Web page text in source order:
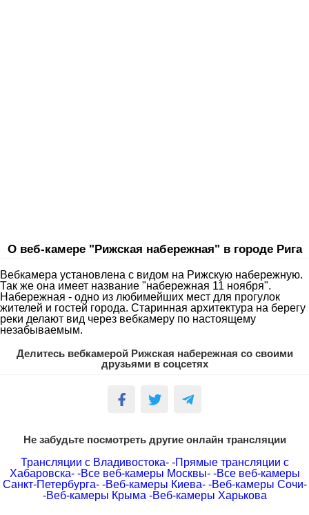
О веб-камере "Рижская набережная" в городе Рига
Вебкамера установлена с видом на Рижскую набережную.
Так же она имеет название "набережная 11 ноября".
Набережная - одно из любимейших мест для прогулок
жителей и гостей города. Старинная архитектура на берегу
реки делают вид через вебкамеру по настоящему
незабываемым.
Делитесь вебкамерой Рижская набережная со своими
друзьями в соцсетях
Не забудьте посмотреть другие онлайн трансляции
Трансляции с Владивостока- -Прямые трансляции с
Хабаровска- -Все веб-камеры Москвы- -Все веб-камеры
Санкт-Петербурга- -Веб-камеры Киева- -Веб-камеры Сочи-
-Веб-камеры Крыма -Веб-камеры Харькова